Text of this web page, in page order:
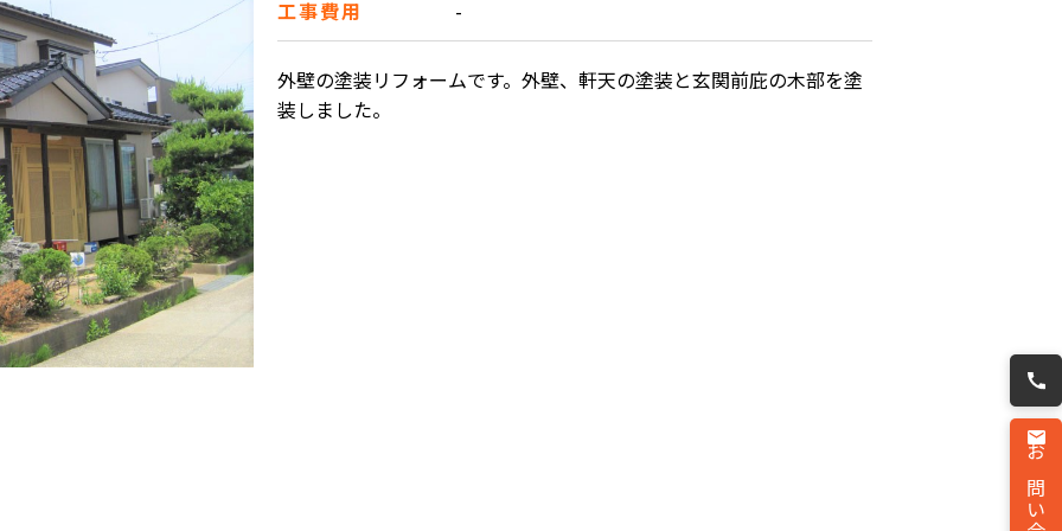
工事費用 -
外壁の塗装リフォームです。外壁、軒天の塗装と玄関前庇の木部を塗
装しました。